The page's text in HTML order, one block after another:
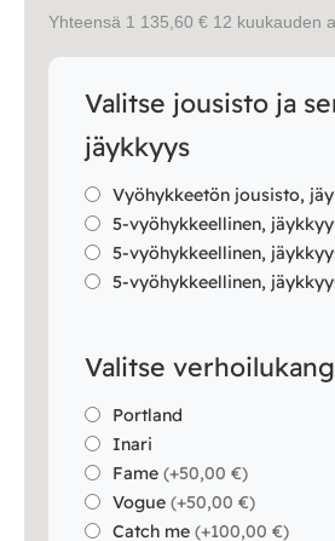
Senioreille
Oma tili|Yhteystiedot|
Yhteensä 1 135,60 € 12 kuukauden
Valitse jousisto ja
jäykkyys
Vyöhykkeetön jousisto,
5-vyöhykkeellinen,
5-vyöhykkeellinen,
5-vyöhykkeellinen,
Valitse
Portland
Inari
Fame (+50,00 €)
Vogue (+50,00 €)
Catch me (+100,00 €)